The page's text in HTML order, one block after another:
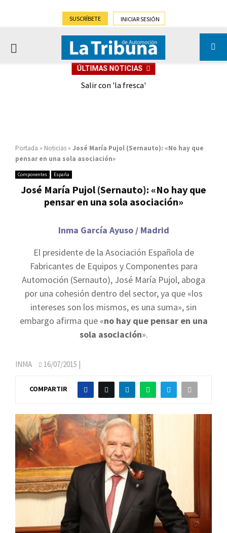
SUSCRÍBETE INICIAR SESIÓN
PRIMARY
ÚLTIMAS NOTICIAS
Salir con 'la fresca'
Portada » Noticias » José María Pujol (Sernauto): «No hay que
pensar en una sola asociación»
Componentes España
José María Pujol (Sernauto): «No hay que
pensar en una sola asociación»
Inma García Ayuso / Madrid
El presidente de la Asociación Española de
Fabricantes de Equipos y Componentes para
Automoción (Sernauto), José María Pujol, aboga
por una cohesión dentro del sector, ya que «los
intereses son los mismos, es una suma», sin
embargo afirma que «no hay que pensar en una
sola asociación».
INMA 16/07/2015 |
COMPARTIR